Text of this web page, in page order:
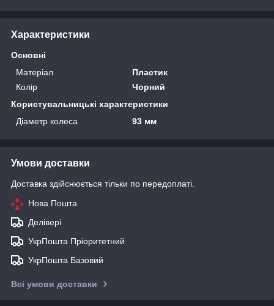
Характеристики
Основні
Матеріал
Пластик
Колір
Чорний
Користувальницькі характеристики
Діаметр колеса
93 мм
Умови доставки
Доставка здійснюється тільки по передоплаті.
Нова Пошта
Делівері
УкрПошта Пріоритетний
УкрПошта Базовий
Всі умови доставки